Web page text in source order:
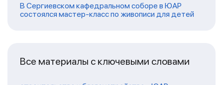
В Сергиевском кафедральном соборе в ЮАР
состоялся мастер-класс по живописи для детей
Все материалы с ключевыми словами